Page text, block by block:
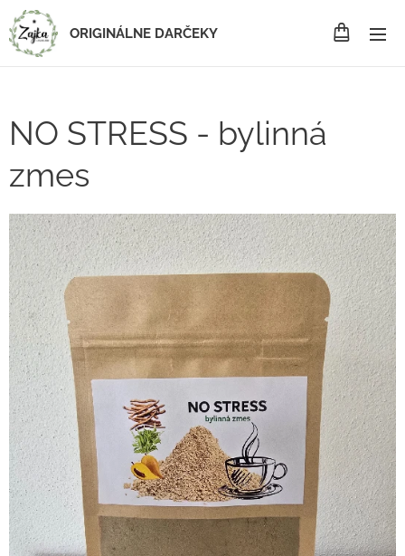
ORIGINÁLNE DARČEKY
NO STRESS - bylinná
zmes